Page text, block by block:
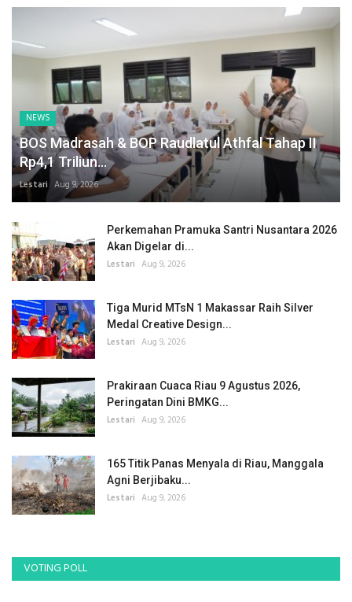
NEWS
BOS Madrasah & BOP Raudlatul Athfal Tahap II
Rp4,1 Triliun...
Lestari Aug 9, 2026
Perkemahan Pramuka Santri Nusantara 2026
Akan Digelar di...
Lestari Aug 9, 2026
Tiga Murid MTsN 1 Makassar Raih Silver
Medal Creative Design...
Lestari Aug 9, 2026
Prakiraan Cuaca Riau 9 Agustus 2026,
Peringatan Dini BMKG...
Lestari Aug 9, 2026
165 Titik Panas Menyala di Riau, Manggala
Agni Berjibaku...
Lestari Aug 9, 2026
VOTING POLL